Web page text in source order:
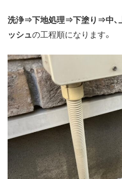
洗浄⇒下地処理⇒下塗り⇒中、
ッシュの工程順になります。